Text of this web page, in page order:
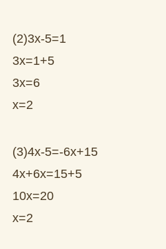
(2)3x-5=1
3x=1+5
3x=6
x=2
(3)4x-5=-6x+15
4x+6x=15+5
10x=20
x=2